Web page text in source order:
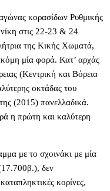
κορασίδων Ρυθμικής
στις 22-23 & 24
της Κικής Χωματά,
μία φορά. Κατ’ αρχάς
(Κεντρική και Βόρεια
οκτάδας του
(2015) πανελλαδικά.
η πρώτη και καλύτερη
με το σχοινάκι με μία
δεν
κορίνες,